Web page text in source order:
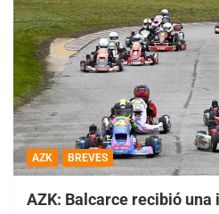
AZK BREVES
AZK: Balcarce recibió una